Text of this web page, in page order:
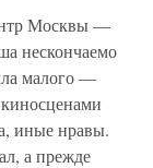
Москвы —
нескончаемо
малого —
иные нравы.
а прежде